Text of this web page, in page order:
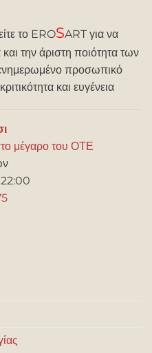
το EROSART για να
και την άριστη ποιότητα των
προσωπικό
και ευγένεια
μέγαρο του ΟΤΕ